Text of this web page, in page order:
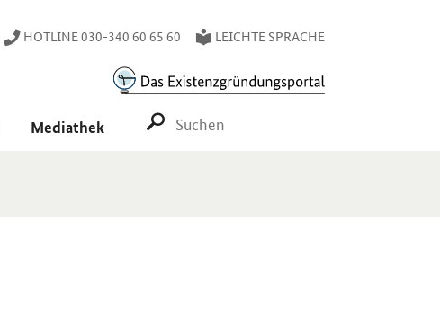
HOTLINE 030-340 60 65 60 LEICHTE SPRACHE
Mediathek SUCHE STARTEN